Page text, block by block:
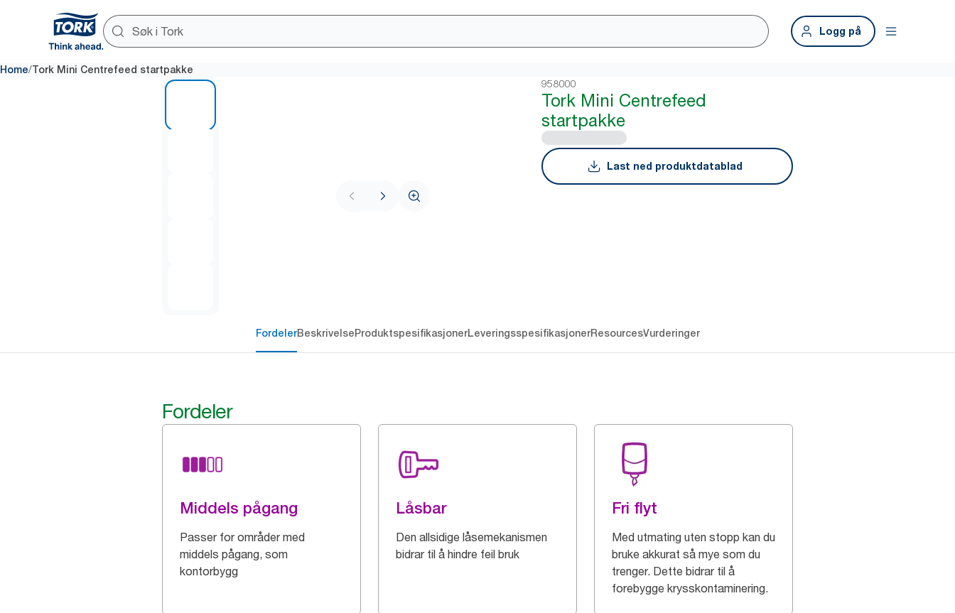
Logg på
Home/Tork Mini Centrefeed startpakke
958000
Tork Mini Centrefeed
startpakke
Last ned produktdatablad
FordelerBeskrivelseProduktspesifikasjonerLeveringsspesifikasjonerResourcesVurderinger
Fordeler
Middels pågang
Passer for områder med
middels pågang, som
kontorbygg
Låsbar
Den allsidige låsemekanismen
bidrar til å hindre feil bruk
Fri flyt
Med utmating uten stopp kan du
bruke akkurat så mye som du
trenger. Dette bidrar til å
forebygge krysskontaminering.